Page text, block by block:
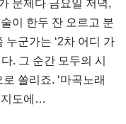
문제다 금요일 저녁,
이 한두 잔 오르고 분
누군가는 ‘2차 어디 가
. 그 순간 모두의 시
쏠리죠. ‘마곡노래
지도에…